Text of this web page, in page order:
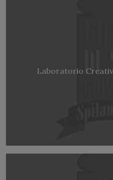
Laboratorio